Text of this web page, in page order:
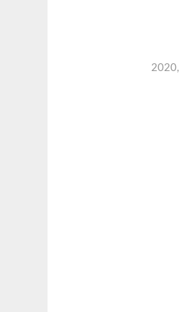
2020,